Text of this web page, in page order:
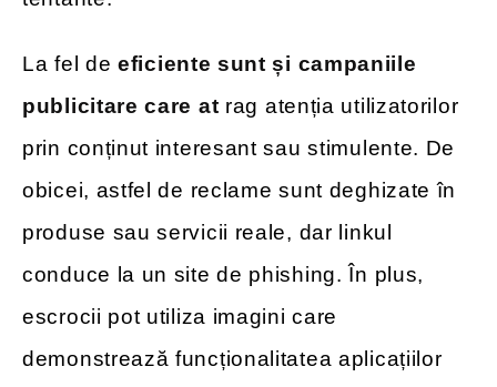
La fel de eficiente sunt și campaniile
publicitare care at rag atenția utilizatorilor
prin conținut interesant sau stimulente. De
obicei, astfel de reclame sunt deghizate în
produse sau servicii reale, dar linkul
conduce la un site de phishing. În plus,
escrocii pot utiliza imagini care
demonstrează funcționalitatea aplicațiilor